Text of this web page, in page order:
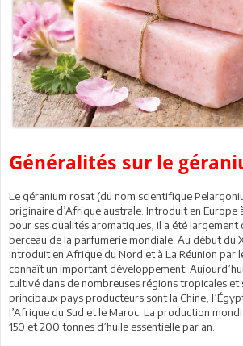
Généralités sur le
Le géranium rosat (du nom scientifique
originaire d’Afrique australe. Introduit en Europe
pour ses qualités aromatiques, il a été largement
berceau de la parfumerie mondiale. Au début du
introduit en Afrique du Nord et à La Réunion par
connaît un important développement.
cultivé dans de nombreuses régions tropicales et
principaux pays producteurs sont la Chine,
l’Afrique du Sud et le Maroc. La production
150 et 200 tonnes d’huile essentielle par an.